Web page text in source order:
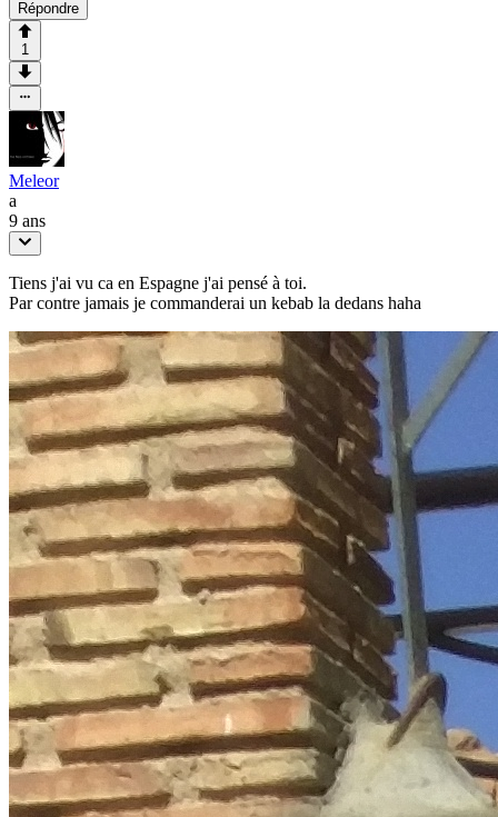
Répondre
1
Meleor
a
9 ans
Tiens j'ai vu ca en Espagne j'ai pensé à toi.
Par contre jamais je commanderai un kebab la dedans haha